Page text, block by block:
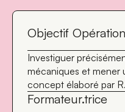
Objectif
Investiguer
mécaniques et mener
concept élaboré par
Formateur.trice